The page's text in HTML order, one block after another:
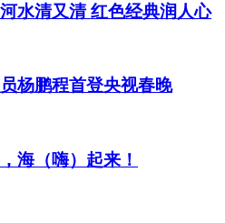
水清又清 红色经典润人心
杨鹏程首登央视春晚
海（嗨）起来！